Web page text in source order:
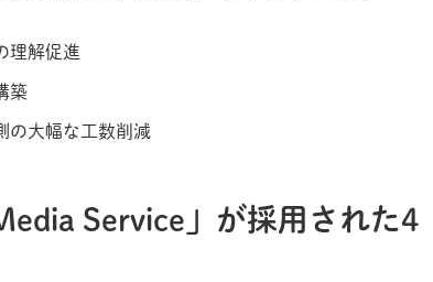
理解促進
築
の大幅な工数削減
Service」が採用された4